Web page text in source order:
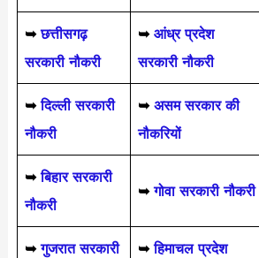
➥ छत्तीसगढ़
सरकारी नौकरी
➥ आंध्र प्रदेश
सरकारी नौकरी
➥ दिल्ली सरकारी
नौकरी
➥ असम सरकार की
नौकरियों
➥बिहार सरकारी
नौकरी
➥गोवा सरकारी नौकरी
➥ गुजरात सरकारी
➥हिमाचल प्रदेश